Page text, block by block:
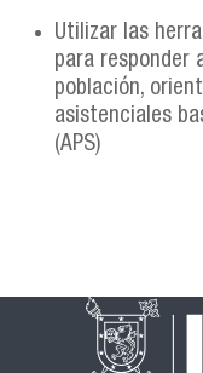
Utilizar las
para responder
población,
asistenciales
(APS)